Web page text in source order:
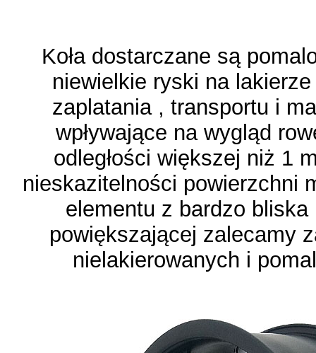
Koła dostarczane są
niewielkie ryski na
zaplatania , transportu i
wpływające na wygląd
odległości większej niż 1
nieskazitelności powierzchni
elementu z bardzo
powiększającej zalecamy
nielakierowanych i